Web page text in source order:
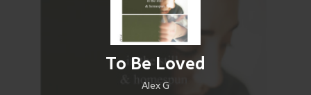
To Be Loved
Alex G